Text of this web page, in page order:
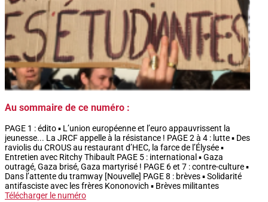
Au sommaire de ce numéro :
PAGE 1 : édito ▪ L’union européenne et l’euro appauvrissent la
jeunesse... La JRCF appelle à la résistance ! PAGE 2 à 4 : lutte ▪ Des
raviolis du CROUS au restaurant d’HEC, la farce de l’Élysée ▪
Entretien avec Ritchy Thibault PAGE 5 : international ▪ Gaza
outragé, Gaza brisé, Gaza martyrisé ! PAGE 6 et 7 : contre-culture ▪
Dans l’attente du tramway [Nouvelle] PAGE 8 : brèves ▪ Solidarité
antifasciste avec les frères Kononovich ▪ Brèves militantes
Télécharger le numéro